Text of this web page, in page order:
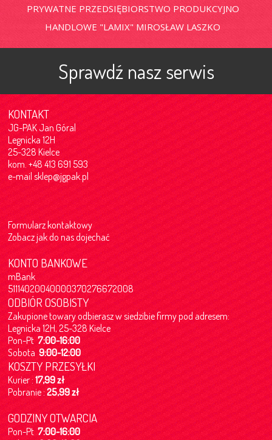
PRYWATNE PRZEDSIĘBIORSTWO PRODUKCYJNO
HANDLOWE "LAMIX" MIROSŁAW LASZKO
Sprawdź nasz serwis
KONTAKT
JG-PAK Jan Góral
Legnicka 12H
25-328 Kielce
kom. +48 413 691 593
e-mailsklep@jgpak.pl
Formularz kontaktowy
Zobacz jak do nas dojechać
KONTO BANKOWE
mBank
51114020040000370276672008
ODBIÓR OSOBISTY
Zakupione towary odbierasz w siedzibie firmy pod adresem:
Legnicka 12H, 25-328 Kielce
Pon-Pt7:00-16:00
Sobota9:00-12:00
KOSZTY PRZESYŁKI
Kurier :17,99 zł
Pobranie :25,99 zł
GODZINY OTWARCIA
Pon-Pt7:00-16:00